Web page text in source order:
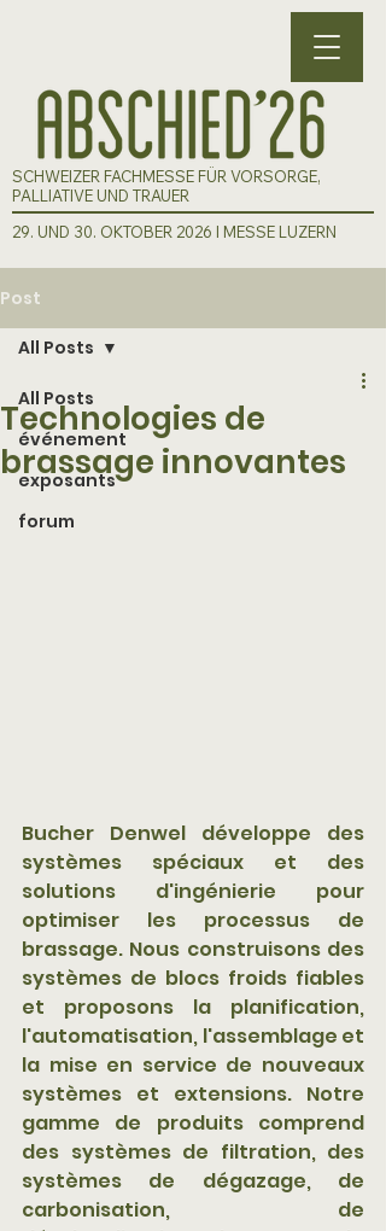
SCHWEIZER FACHMESSE FÜR VORSORGE,
PALLIATIVE UND TRAUER
29. UND 30. OKTOBER 2026 I MESSE LUZERN
Post
All Posts
événement
exposants
forum
All Posts
Technologies de
brassage innovantes
Bucher Denwel développe des
systèmes spéciaux et des
solutions d'ingénierie pour
optimiser les processus de
brassage. Nous construisons des
systèmes de blocs froids fiables
et proposons la planification,
l'automatisation, l'assemblage et
la mise en service de nouveaux
systèmes et extensions. Notre
gamme de produits comprend
des systèmes de filtration, des
systèmes de dégazage, de
carbonisation, de